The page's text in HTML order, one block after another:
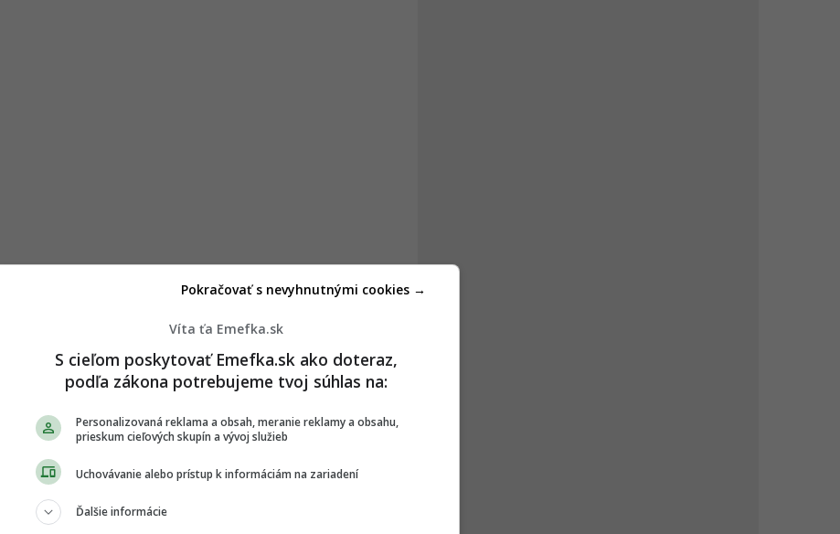
Víta ťa Emefka.sk
S cieľom poskytovať Emefka.sk ako doteraz,
podľa zákona potrebujeme tvoj súhlas na:
Personalizovaná reklama a obsah, meranie reklamy a obsahu,
prieskum cieľových skupín a vývoj služieb
Uchovávanie alebo prístup k informáciám na zariadení
Ďalšie informácie
Pokračovať s nevyhnutnými cookies →